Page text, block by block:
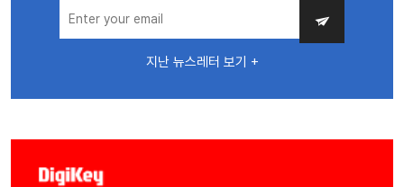
지난 뉴스레터 보기 +